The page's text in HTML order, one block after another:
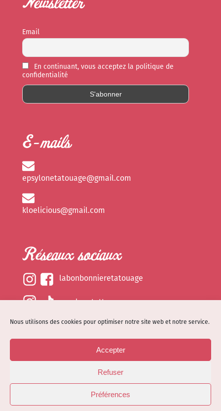
Nous utilisons des cookies pour optimiser notre site web et notre service.
Accepter
Refuser
Préférences
Email
En continuant, vous acceptez la politique de
confidentialité
E-mails
epsylonetatouage@gmail.com
kloelicious@gmail.com
Réseaux sociaux
labonbonnieretatouage
epsylonetattoo
kloelicious_
Mentions légales
Politique de cookies (EU)
© Site web réalisé parDénode- Illustrations par
Kloelicioustattoo tous droits réservés